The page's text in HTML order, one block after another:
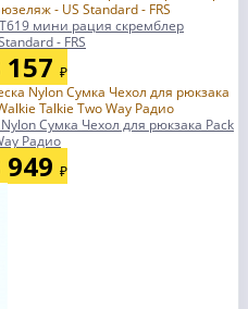
мини рация скремблер
- FRS
157 ₽
Сумка Чехол для рюкзака Pack
Радио
949 ₽